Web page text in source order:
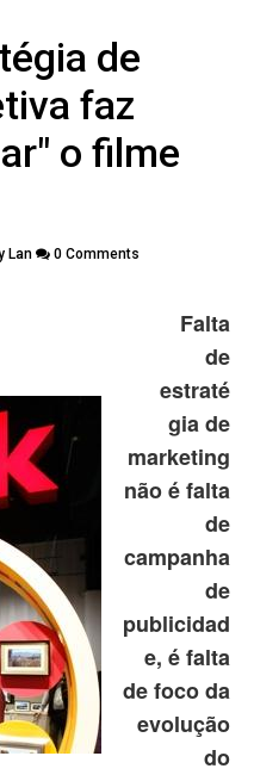
de
faz
o filme
Lan 0 Comments
Falta
de
estraté
gia de
marketing
não é falta
de
campanha
de
publicidad
e, é falta
de foco da
evolução
do